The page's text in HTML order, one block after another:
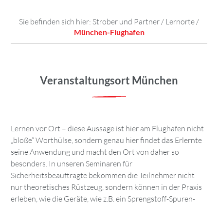
Sie befinden sich hier: Strober und Partner/ Lernorte/
München-Flughafen
Veranstaltungsort München
Lernen vor Ort – diese Aussage ist hier am Flughafen nicht
„bloße“ Worthülse, sondern genau hier findet das Erlernte
seine Anwendung und macht den Ort von daher so
besonders. In unseren Seminaren für
Sicherheitsbeauftragte bekommen die Teilnehmer nicht
nur theoretisches Rüstzeug, sondern können in der Praxis
erleben, wie die Geräte, wie z.B. ein Sprengstoff-Spuren-